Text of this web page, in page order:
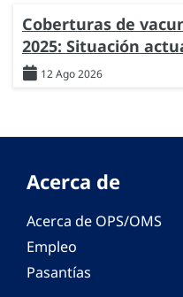
Coberturas de
2025: Situación
12 Ago 2026
Acerca de
Acerca de OPS/OMS
Empleo
Pasantías